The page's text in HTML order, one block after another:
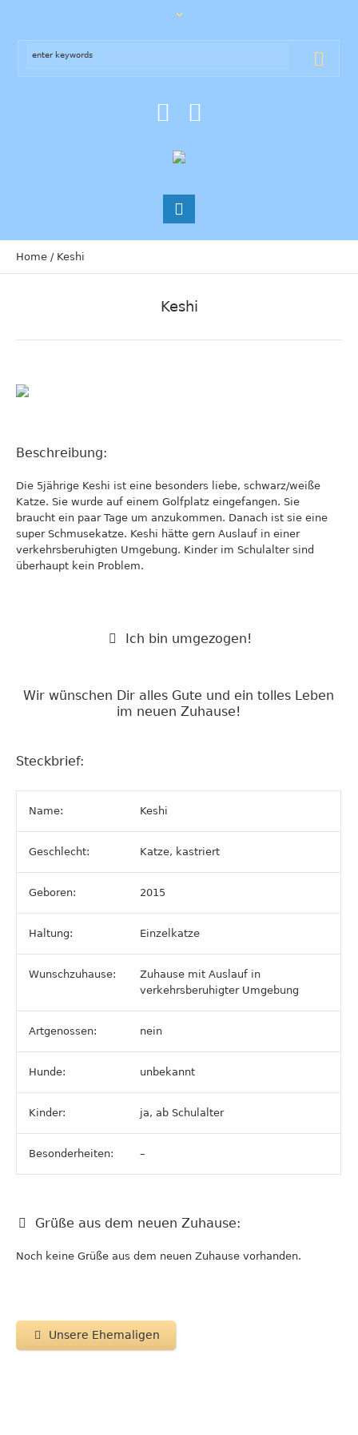
Home / Keshi
Keshi
Beschreibung:
Die 5jährige Keshi ist eine besonders liebe, schwarz/weiße
Katze. Sie wurde auf einem Golfplatz eingefangen. Sie
braucht ein paar Tage um anzukommen. Danach ist sie eine
super Schmusekatze. Keshi hätte gern Auslauf in einer
verkehrsberuhigten Umgebung. Kinder im Schulalter sind
überhaupt kein Problem.
Ich bin umgezogen!
Wir wünschen Dir alles Gute und ein tolles Leben
im neuen Zuhause!
Steckbrief:
Name: Keshi
Geschlecht: Katze, kastriert
Geboren: 2015
Haltung: Einzelkatze
Wunschzuhause:
Zuhause mit Auslauf in
verkehrsberuhigter Umgebung
Artgenossen: nein
Hunde: unbekannt
Kinder: ja, ab Schulalter
Besonderheiten: –
Grüße aus dem neuen Zuhause:
Noch keine Grüße aus dem neuen Zuhause vorhanden.
Unsere Ehemaligen